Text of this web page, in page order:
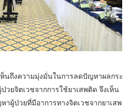
นถึงความมุ่งมั่นในการลดปัญหาผลกระ
วยจิตเวชจากการใช้ยาเสพติด จึงเห็น
ผู้ป่วยที่มีอาการทางจิตเวชจากยาเสพ